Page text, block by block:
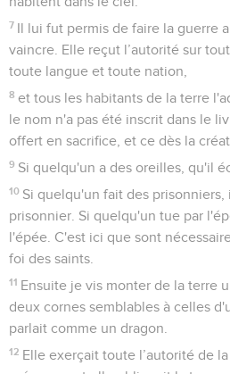
7 Il lui fut permis de faire la guerre
vaincre. Elle reçut l’autorité sur
toute langue et toute nation,
8 et tous les habitants de la terre
le nom n'a pas été inscrit dans le
offert en sacrifice, et ce dès la
9 Si quelqu'un a des oreilles, qu'il
10 Si quelqu'un fait des prisonniers,
prisonnier. Si quelqu'un tue par
l'épée. C'est ici que sont
foi des saints.
11 Ensuite je vis monter de la terre
deux cornes semblables à celles
parlait comme un dragon.
12 Elle exerçait toute l’autorité de